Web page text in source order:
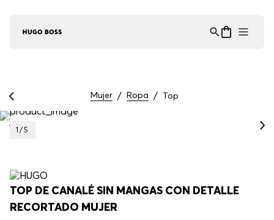
Mujer Ropa Top
1 /5
TOP DE CANALÉ SIN MANGAS CON DETALLE
RECORTADO MUJER
Asistente Virtual
en línea ⋮